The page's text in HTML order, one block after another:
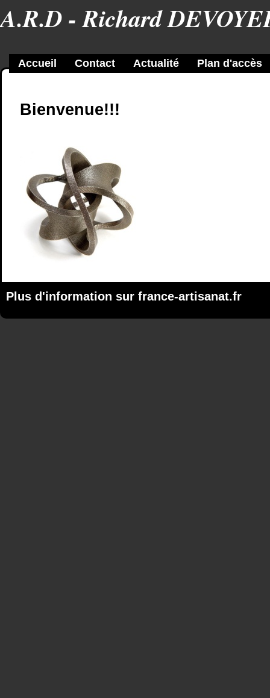
A.R.D - Richard
Bienvenue!!!
Plus d'information sur france-artisanat.fr
Accueil Contact Actualité Plan d'accès